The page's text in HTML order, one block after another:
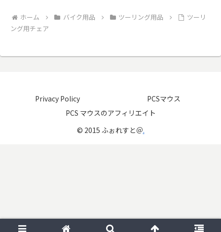
ホーム バイク用品 ツーリング用品
ツーリ
ング用チェア
Privacy Policy
PCSマウス
PCS マウスのアフィリエイト
© 2015 ふぉれすと＠.